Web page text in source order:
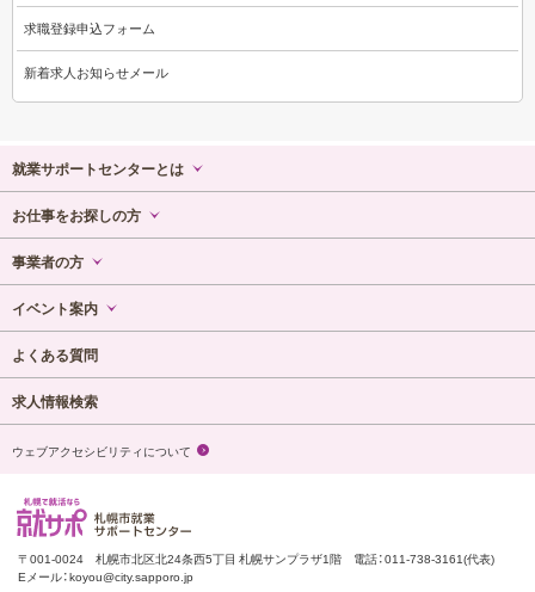
求職登録申込フォーム
新着求人お知らせメール
就業サポートセンターとは
センター概要
ご利用ガイド
センター内マップ
各種相談コーナー
お仕事をお探しの方
ハローワークによる支援
民間事業者による支援
あいワークについて
求職登録申込フォーム
新着求人お知らせメール
事業者の方
高齢者雇用について
高齢者雇用の優良事例紹介
求人情報掲載申込フォーム
イベント案内
イベント一覧
セミナー申し込みフォーム
よくある質問
求人情報検索
ウェブアクセシビリティについて
札幌で就活なら 就サポ 札幌市就業 サ
〒001-0024 札幌市北区北24条西5丁目 札幌サンプラザ1階 電話：011-738-3161(代表)
Eメール：koyou@city.sapporo.jp